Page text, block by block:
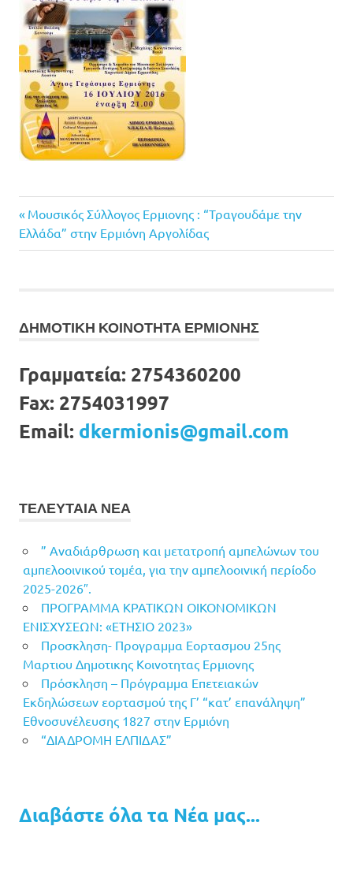
Πλοήγηση
άρθρων
Previous
Post:
Μουσικός Σύλλογος Ερμιονης : “Τραγουδάμε την
Ελλάδα” στην Ερμιόνη Αργολίδας
ΔΗΜΟΤΙΚΗ ΚΟΙΝΟΤΗΤΑ ΕΡΜΙΟΝΗΣ
Γραμματεία: 2754360200
Fax: 2754031997
Email: dkermionis@gmail.com
ΤΕΛΕΥΤΑΙΑ ΝΕΑ
” Αναδιάρθρωση και μετατροπή αμπελώνων του
αμπελοοινικού τομέα, για την αμπελοοινική περίοδο
2025-2026″.
ΠΡΟΓΡΑΜΜΑ ΚΡΑΤΙΚΩΝ ΟΙΚΟΝΟΜΙΚΩΝ
ΕΝΙΣΧΥΣΕΩΝ: «ΕΤΗΣΙΟ 2023»
Προσκληση- Προγραμμα Εορτασμου 25ης
Μαρτιου Δημοτικης Κοινοτητας Ερμιονης
Πρόσκληση – Πρόγραμμα Επετειακών
Εκδηλώσεων εορτασμού της Γ’ “κατ’ επανάληψη”
Εθνοσυνέλευσης 1827 στην Ερμιόνη
“ΔΙΑΔΡΟΜΗ ΕΛΠΙΔΑΣ”
Διαβάστε όλα τα Νέα μας...